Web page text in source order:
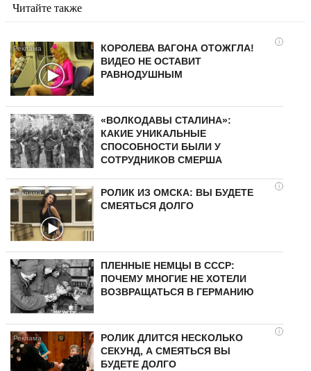
Читайте также
i
КОРОЛЕВА ВАГОНА ОТОЖГЛА!
ВИДЕО НЕ ОСТАВИТ
РАВНОДУШНЫМ
«ВОЛКОДАВЫ СТАЛИНА»:
КАКИЕ УНИКАЛЬНЫЕ
СПОСОБНОСТИ БЫЛИ У
СОТРУДНИКОВ СМЕРША
i
РОЛИК ИЗ ОМСКА: ВЫ БУДЕТЕ
СМЕЯТЬСЯ ДОЛГО
ПЛЕННЫЕ НЕМЦЫ В СССР:
ПОЧЕМУ МНОГИЕ НЕ ХОТЕЛИ
ВОЗВРАЩАТЬСЯ В ГЕРМАНИЮ
i
РОЛИК ДЛИТСЯ НЕСКОЛЬКО
СЕКУНД, А СМЕЯТЬСЯ ВЫ
БУДЕТЕ ДОЛГО